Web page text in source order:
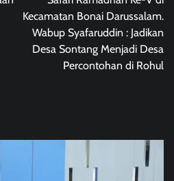
Kecamatan Bonai Darussalam.
Wabup Syafaruddin : Jadikan
Desa Sontang Menjadi Desa
Percontohan di Rohul